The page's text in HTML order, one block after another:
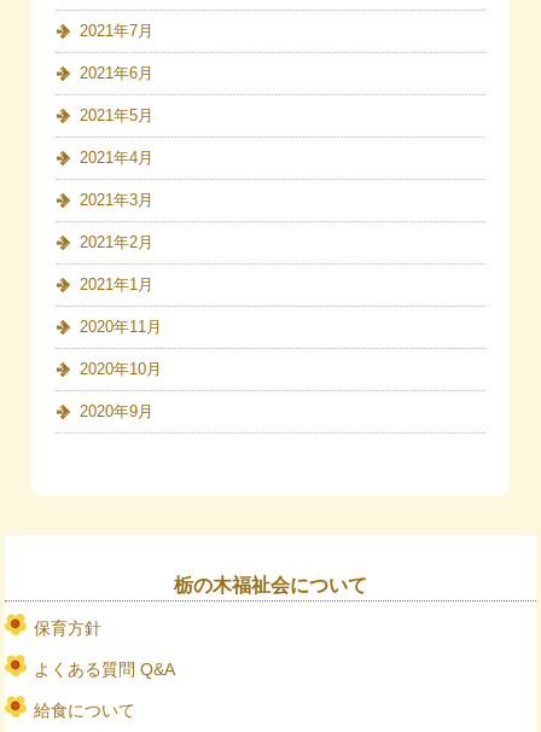
2021年7月
2021年6月
2021年5月
2021年4月
2021年3月
2021年2月
2021年1月
2020年11月
2020年10月
2020年9月
栃の木福祉会について
保育方針
よくある質問 Q&A
給食について